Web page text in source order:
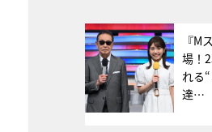
『M
場！
れる
達…